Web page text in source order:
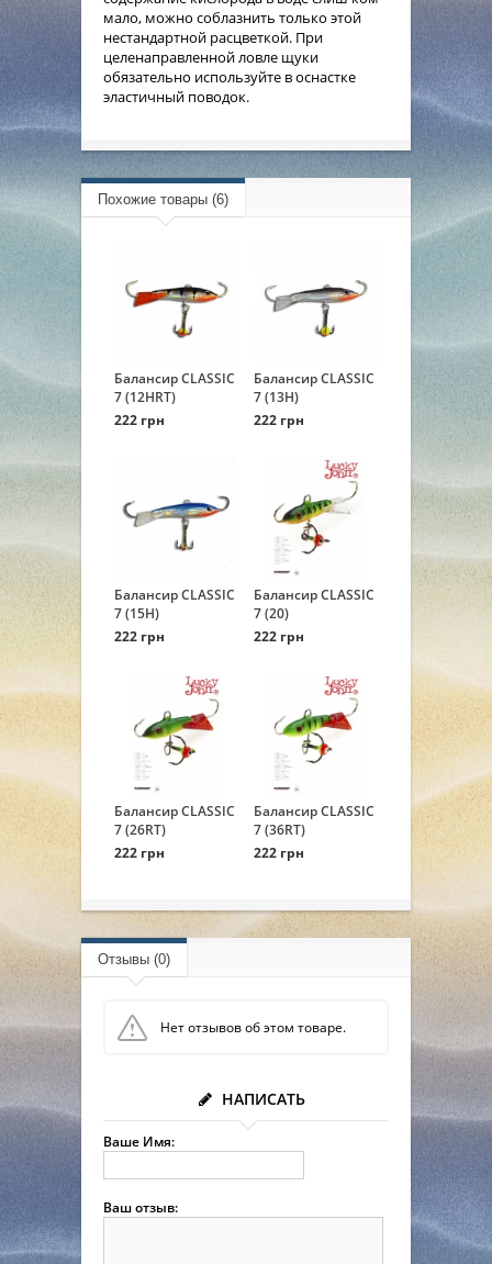
мало, можно соблазнить только этой
нестандартной расцветкой. При
целенаправленной ловле щуки
обязательно используйте в оснастке
эластичный поводок.
Похожие товары (6)
Балансир CLASSIC
7 (12HRT)
222 грн
Балансир CLASSIC
7 (13H)
222 грн
Балансир CLASSIC
7 (15H)
222 грн
Балансир CLASSIC
7 (20)
222 грн
Балансир CLASSIC
7 (26RT)
222 грн
Балансир CLASSIC
7 (36RT)
222 грн
Отзывы (0)
Нет отзывов об этом товаре.
НАПИСАТЬ
Ваше Имя:
Ваш отзыв: